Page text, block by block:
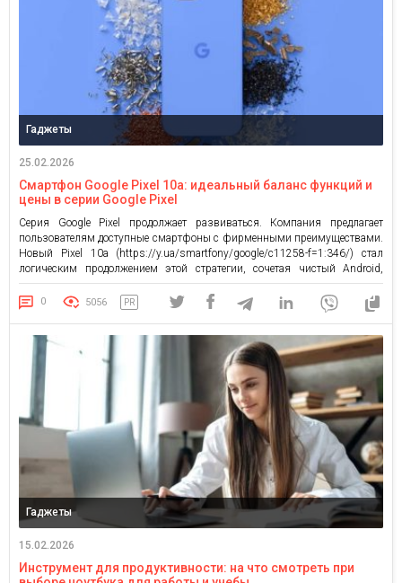
Гаджеты
25.02.2026
Смартфон Google Pixel 10a: идеальный баланс функций и
цены в серии Google Pixel
Серия Google Pixel продолжает развиваться. Компания предлагает
пользователям доступные смартфоны с фирменными преимуществами.
Новый Pixel 10a (https://y.ua/smartfony/google/c11258-f=1:346/) стал
логическим продолжением этой стратегии, сочетая чистый Android,
стабильную работу системы, качественную камеру и длительные
официальные обновления операционной системы и патчей безопасности
без лишних затрат на флагманские модели. Этот смартфон
использования, учебы […]
0 5056 PR
Гаджеты
15.02.2026
Инструмент для продуктивности: на что смотреть при